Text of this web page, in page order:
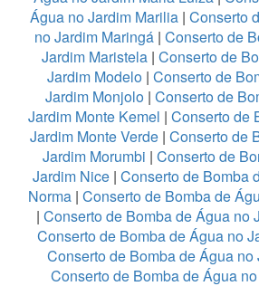
Água no Jardim Marilia | Conserto
no Jardim Maringá | Conserto de
Jardim Maristela| Conserto de
Jardim Modelo| Conserto de
Jardim Monjolo| Conserto de
Jardim Monte Kemel | Conserto de
Jardim Monte Verde | Conserto de
Jardim Morumbi | Conserto de
Jardim Nice| Conserto de Bomba
Norma| Conserto de Bomba de
| Conserto de Bomba de Água no
Conserto de Bomba de Água no
Conserto de Bomba de Água
Conserto de Bomba de Água